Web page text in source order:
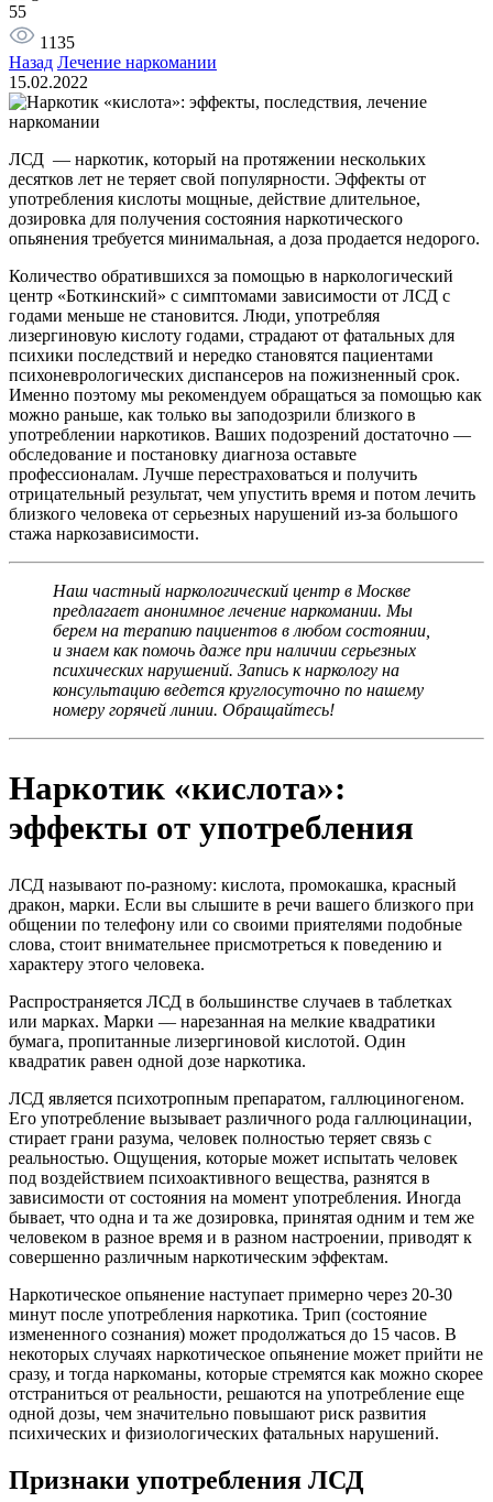
55
1135
Назад Лечение наркомании
15.02.2022
ЛСД — наркотик, который на протяжении нескольких
десятков лет не теряет свой популярности. Эффекты от
употребления кислоты мощные, действие длительное,
дозировка для получения состояния наркотического
опьянения требуется минимальная, а доза продается недорого.
Количество обратившихся за помощью в наркологический
центр «Боткинский» с симптомами зависимости от ЛСД с
годами меньше не становится. Люди, употребляя
лизергиновую кислоту годами, страдают от фатальных для
психики последствий и нередко становятся пациентами
психоневрологических диспансеров на пожизненный срок.
Именно поэтому мы рекомендуем обращаться за помощью как
можно раньше, как только вы заподозрили близкого в
употреблении наркотиков. Ваших подозрений достаточно —
обследование и постановку диагноза оставьте
профессионалам. Лучше перестраховаться и получить
отрицательный результат, чем упустить время и потом лечить
близкого человека от серьезных нарушений из-за большого
стажа наркозависимости.
Наш частный наркологический центр в Москве
предлагает анонимное лечение наркомании. Мы
берем на терапию пациентов в любом состоянии,
и знаем как помочь даже при наличии серьезных
психических нарушений. Запись к наркологу на
консультацию ведется круглосуточно по нашему
номеру горячей линии. Обращайтесь!
Наркотик «кислота»:
эффекты от употребления
ЛСД называют по-разному: кислота, промокашка, красный
дракон, марки. Если вы слышите в речи вашего близкого при
общении по телефону или со своими приятелями подобные
слова, стоит внимательнее присмотреться к поведению и
характеру этого человека.
Распространяется ЛСД в большинстве случаев в таблетках
или марках. Марки — нарезанная на мелкие квадратики
бумага, пропитанные лизергиновой кислотой. Один
квадратик равен одной дозе наркотика.
ЛСД является психотропным препаратом, галлюциногеном.
Его употребление вызывает различного рода галлюцинации,
стирает грани разума, человек полностью теряет связь с
реальностью. Ощущения, которые может испытать человек
под воздействием психоактивного вещества, разнятся в
зависимости от состояния на момент употребления. Иногда
бывает, что одна и та же дозировка, принятая одним и тем же
человеком в разное время и в разном настроении, приводят к
совершенно различным наркотическим эффектам.
Наркотическое опьянение наступает примерно через 20-30
минут после употребления наркотика. Трип (состояние
измененного сознания) может продолжаться до 15 часов. В
некоторых случаях наркотическое опьянение может прийти не
сразу, и тогда наркоманы, которые стремятся как можно скорее
отстраниться от реальности, решаются на употребление еще
одной дозы, чем значительно повышают риск развития
психических и физиологических фатальных нарушений.
Признаки употребления ЛСД